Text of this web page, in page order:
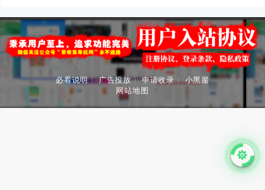
必看说明 | 广告投放 | 申请收录 | 小黑屋
网站地图